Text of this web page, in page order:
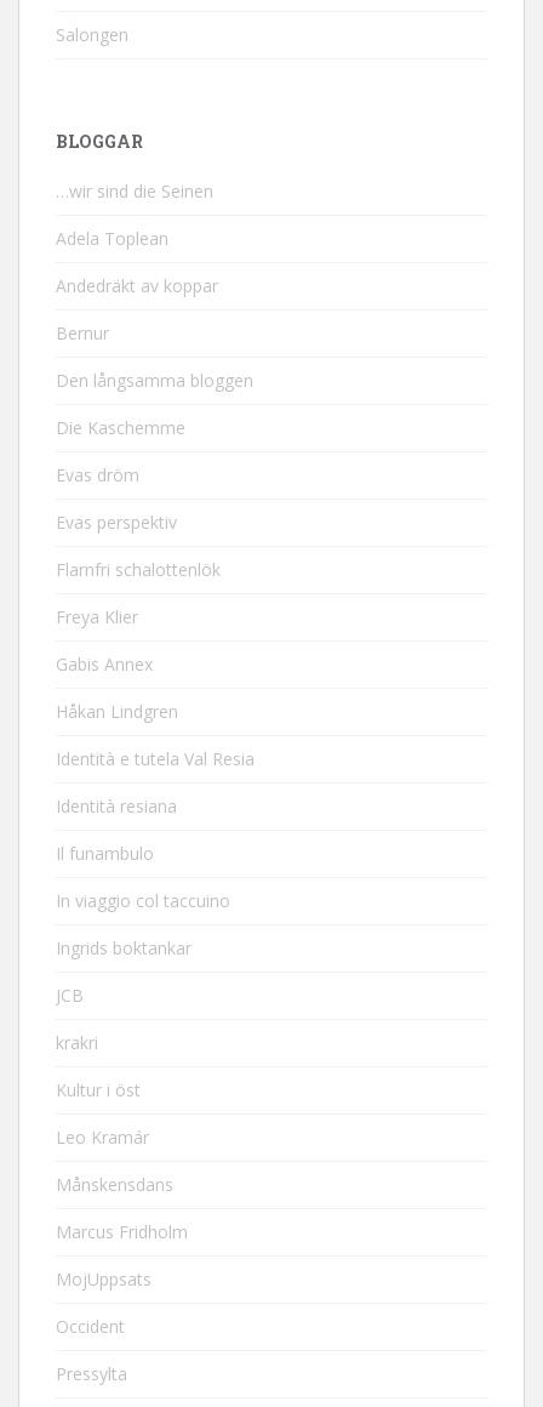
Salongen
BLOGGAR
…wir sind die Seinen
Adela Toplean
Andedräkt av koppar
Bernur
Den långsamma bloggen
Die Kaschemme
Evas dröm
Evas perspektiv
Flarnfri schalottenlök
Freya Klier
Gabis Annex
Håkan Lindgren
Identità e tutela Val Resia
Identità resiana
Il funambulo
In viaggio col taccuino
Ingrids boktankar
JCB
krakri
Kultur i öst
Leo Kramár
Månskensdans
Marcus Fridholm
MojUppsats
Occident
Pressylta